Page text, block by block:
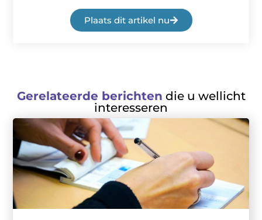
Plaats dit artikel nu
Gerelateerde berichten die u wellicht
interesseren